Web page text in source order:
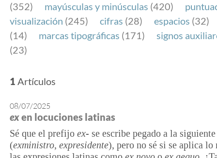
(352)
mayúsculas y minúsculas (420)
visualización (245) cifras (28) espacios (32)
(14)
marcas tipográficas (171)
signos
(23)
1 Artículos
08/07/2025
exen locuciones latinas
Sé que el prefijo ex- se escribe pegado a la
(exministro, expresidente), pero no sé si se aplica lo